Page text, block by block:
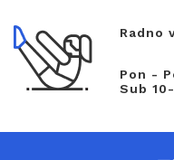
Radno
Pon -
Sub